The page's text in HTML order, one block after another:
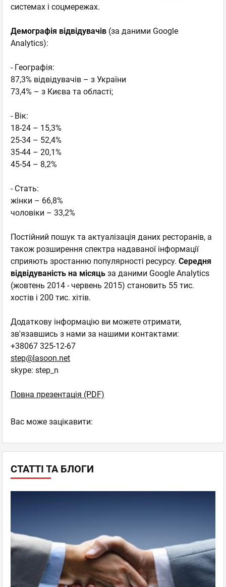
СТАТТІ ТА БЛОГИ
системах і соцмережах.
Демографія відвідувачів (за даними Google
Analytics):
- Географія:
87,3% відвідувачів – з України
73,4% – з Києва та області;
- Вік:
18-24 – 15,3%
25-34 – 52,4%
35-44 – 20,1%
45-54 – 8,2%
- Стать:
жінки – 66,8%
чоловіки – 33,2%
Постійний пошук та актуалізація даних ресторанів, а
також розширення спектра надаваної інформації
сприяють зростанню популярності ресурсу. Середня
відвідуваність на місяць за даними Google Analytics
(жовтень 2014 - червень 2015) становить 55 тис.
хостів і 200 тис. хітів.
Додаткову інформацію ви можете отримати,
зв'язавшись з нами за нашими контактами:
+38067 325-12-67
step@lasoon.net
skype: step_n
Повна презентація (PDF)
Вас може зацікавити: